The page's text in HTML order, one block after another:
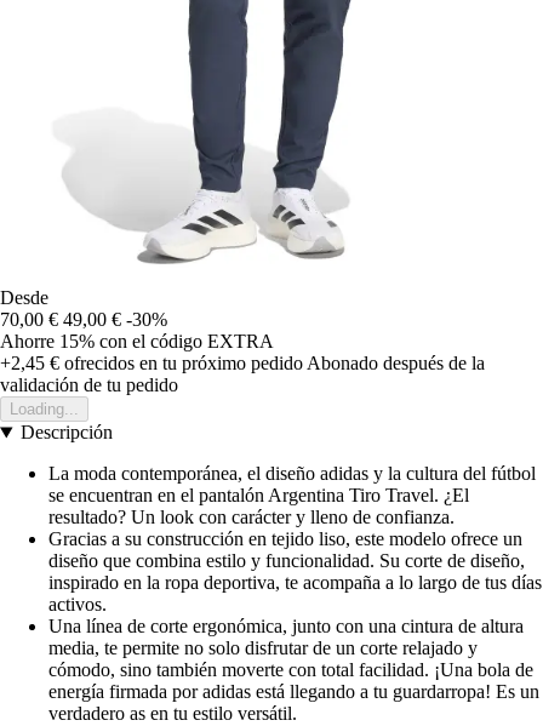
Desde
70,00 € 49,00 € -30%
Ahorre 15% con el código EXTRA
+2,45 € ofrecidos en tu próximo pedido Abonado después de la
validación de tu pedido
Loading...
Descripción
La moda contemporánea, el diseño adidas y la cultura del fútbol
se encuentran en el pantalón Argentina Tiro Travel. ¿El
resultado? Un look con carácter y lleno de confianza.
Gracias a su construcción en tejido liso, este modelo ofrece un
diseño que combina estilo y funcionalidad. Su corte de diseño,
inspirado en la ropa deportiva, te acompaña a lo largo de tus días
activos.
Una línea de corte ergonómica, junto con una cintura de altura
media, te permite no solo disfrutar de un corte relajado y
cómodo, sino también moverte con total facilidad. ¡Una bola de
energía firmada por adidas está llegando a tu guardarropa! Es un
verdadero as en tu estilo versátil.